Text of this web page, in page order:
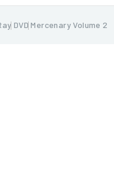
DVD Mercenary Volume 2